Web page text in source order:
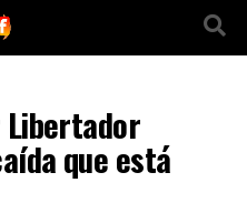
que está